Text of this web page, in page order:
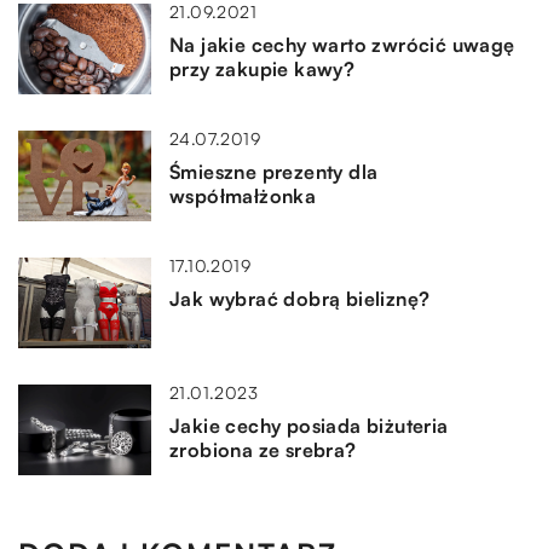
21.09.2021
Na jakie cechy warto zwrócić uwagę
przy zakupie kawy?
24.07.2019
Śmieszne prezenty dla
współmałżonka
17.10.2019
Jak wybrać dobrą bieliznę?
21.01.2023
Jakie cechy posiada biżuteria
zrobiona ze srebra?